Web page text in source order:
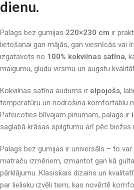
dienu.
Palags bez gumijas 220×230 cm ir
lietošanai gan mājās, gan viesnīcās vai
izgatavots no 100% kokvilnas satīna,
maigumu, gludu virsmu un augstu
Kokvilnas satīna audums ir elpojošs,
temperatūru un nodrošina komfortablu
Pateicoties blīvajam pinumam, palags ir
saglabā krāsas spilgtumu arī pēc biežas
Palags bez gumijas ir universāls – to
matraču izmēriem, izmantot gan kā
pārklājumu. Klasiskais dizains un
par lielisku izvēli tiem, kas novērtē